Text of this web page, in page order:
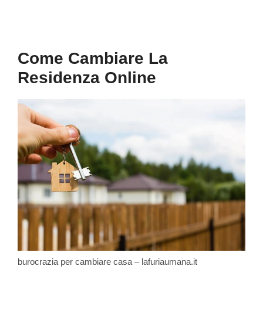
Come Cambiare La
Residenza Online
burocrazia per cambiare casa – lafuriaumana.it